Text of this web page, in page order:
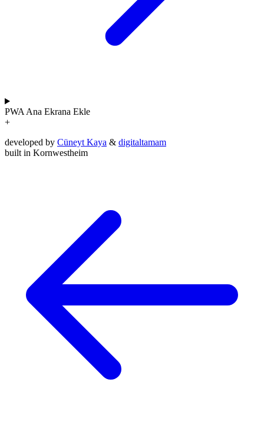
PWA Ana Ekrana Ekle
+
developed by Cüneyt Kaya & digitaltamam
built in Kornwestheim